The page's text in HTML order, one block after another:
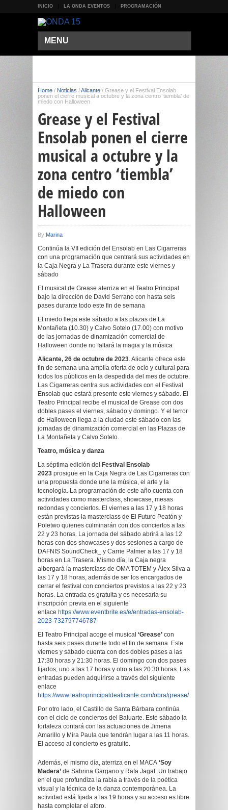
INICIO LA ONDA EVENTOS PROGRAMACIÓN
MENU
Home / Noticias /Alicante / Grease y el Festival Ensolab
ponen el cierre musical a octubre y la zona centro ‘tiembla’ de
miedo con Halloween
Grease y el Festival
Ensolab ponen el cierre
musical a octubre y la
zona centro ‘tiembla’
de miedo con
Halloween
By Marina
Continúa la VII edición del Ensolab en Las Cigarreras
con una programación que centrará sus actividades en
la Caja Negra y La Trasera durante este viernes y
sábado
El musical de Grease aterriza en el Teatro Principal
bajo la dirección de David Serrano con hasta seis
pases durante todo este fin de semana
El miedo llega este sábado a las plazas de La
Montañeta (10.30) y Calvo Sotelo (17.00) con motivo
de las jornadas de dinamización comercial de
Halloween donde no faltará la magia y la música
Alicante, 26 de octubre de 2023. Alicante ofrece este
fin de semana una amplia oferta de ocio y cultural para
todos los públicos en la despedida del mes de octubre.
Las Cigarreras centra sus actividades con el Festival
Ensolab que estará presente este viernes y sábado. El
Teatro Principal recibe el musical de Grease con dos
dobles pases el viernes, sábado y domingo. Y el terror
de Halloween llega a la ciudad este sábado con las
jornadas de dinamización comercial en las Plazas de
La Montañeta y Calvo Sotelo.
Teatro, música y danza
La séptima edición del
Festival Ensolab
2023 prosigue en la Caja Negra de Las Cigarreras con
una propuesta donde une la música, el arte y la
tecnología. La programación de este año cuenta con
actividades como masterclass, showcase, mesas
redondas y conciertos. El viernes a las 17 y 18 horas
están previstas la masterclass de El Futuro Peatón y
Poletwo quienes culminarán con dos conciertos a las
22 y 23 horas. La jornada del sábado abrirá a las 12
horas con dos showcases y dos sesiones a cargo de
DAFNIS SoundCheck_ y Carrie Palmer a las 17 y 18
horas en La Trasera. Mismo día, la Caja negra
albergará la masterclass de OMA TOTEM y Álex Silva a
las 17 y 18 horas, además de ser los encargados de
cerrar el festival con conciertos previstos a las 22 y 23
horas. La entrada es gratuita y es necesaria su
inscripción previa en el siguiente
enlace https://www.eventbrite.es/e/entradas-ensolab-
2023-732797746787
El Teatro Principal acoge el musical ‘Grease’ con
hasta seis pases durante todo el fin de semana. Este
viernes y sábado cuenta con dos dobles pases a las
17:30 horas y 21:30 horas. El domingo con dos pases
fijados, uno a las 17 horas y otro a las 20:30 horas. Las
entradas pueden adquirirse a través del siguiente
enlace
https://www.teatroprincipaldealicante.com/obra/grease/
Por otro lado, el Castillo de Santa Bárbara continúa
con el ciclo de conciertos del Baluarte. Este sábado la
fortaleza contará con las actuaciones de Jimena
Amarillo y Mira Paula que tendrán lugar a las 11 horas.
El acceso al concierto es gratuito.
Además, el mismo día, aterriza en el MACA ‘Soy
Madera’ de Sabrina Gargano y Rafa Jagat. Un trabajo
en el que profundiza la rabia a través de la poética
visual y la técnica de la danza contemporánea. La
actividad está fijada a las 19 horas y su acceso es libre
hasta completar el aforo.